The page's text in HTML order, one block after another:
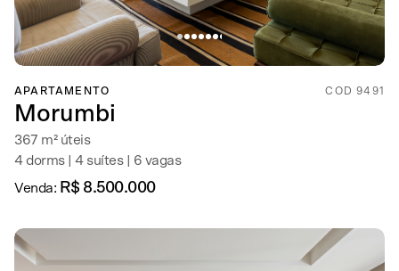
APARTAMENTO COD 9491
Morumbi
367 m² úteis
4 dorms | 4 suítes | 6 vagas
Venda: R$ 8.500.000